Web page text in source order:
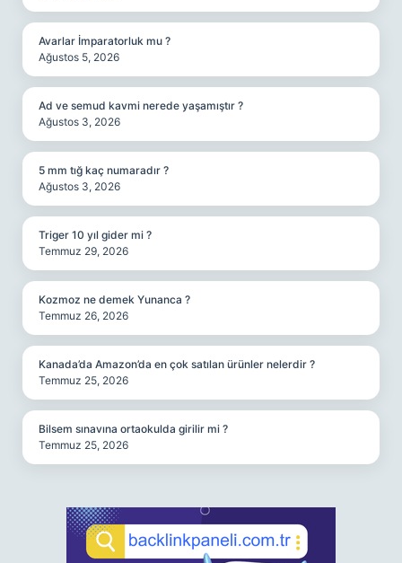
Avarlar İmparatorluk mu ?
Ağustos 5, 2026
Ad ve semud kavmi nerede yaşamıştır ?
Ağustos 3, 2026
5 mm tığ kaç numaradır ?
Ağustos 3, 2026
Triger 10 yıl gider mi ?
Temmuz 29, 2026
Kozmoz ne demek Yunanca ?
Temmuz 26, 2026
Kanada’da Amazon’da en çok satılan ürünler nelerdir ?
Temmuz 25, 2026
Bilsem sınavına ortaokulda girilir mi ?
Temmuz 25, 2026